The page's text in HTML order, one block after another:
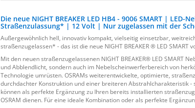
Die neue NIGHT BREAKER LED HB4 - 9006 SMART |
Straßenzulassung* | 12 Volt | Nur zugelassen mit der
Außergewöhnlich hell, innovativ kompakt, vielseitig einsetzbar,
straßenzugelassen* - das ist die neue NIGHT BREAKER ® LED SMART
Mit den neuen straßenzugelassenen NIGHT BREAKER® LED SMART
und Abblendlicht, sondern auch im Nebelscheinwerferbereich von
Technologie umrüsten. OSRAMs weiterentwickelte, optimierte,
durchdachter Konstruktion und einer breiteren Abstrahlcharakteristik
können als perfekte Ergänzung zu Ihren bereits installierten
OSRAM dienen. Für eine ideale Kombination oder als perfekte